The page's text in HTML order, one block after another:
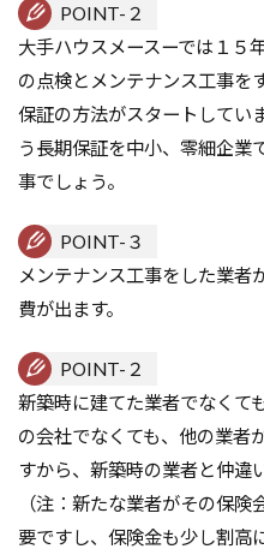
POINT-２
大手ハウスメースーでは１５
の点検とメンテナンス工事を
保証の方法がスタートしてい
う長期保証を中小、零細企業
事でしょう。
POINT-３
メンテナンス工事をした業者
費が出ます。
POINT-２
新築時に建てた業者でなくて
の会社でなくても、他の業者
すから、新築時の業者と仲違
（注：新たな業者がその保
要ですし、保険金も少し割高